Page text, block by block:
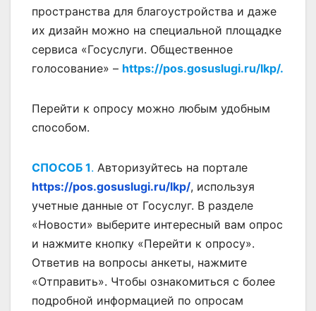
пространства для благоустройства и даже
их дизайн можно на специальной площадке
сервиса «Госуслуги. Общественное
голосование» – https://pos.gosuslugi.ru/lkp/.
Перейти к опросу можно любым удобным
способом.
СПОСОБ 1. Авторизуйтесь на портале
https://pos.gosuslugi.ru/lkp/, используя
учетные данные от Госуслуг. В разделе
«Новости» выберите интересный вам опрос
и нажмите кнопку «Перейти к опросу».
Ответив на вопросы анкеты, нажмите
«Отправить». Чтобы ознакомиться с более
подробной информацией по опросам